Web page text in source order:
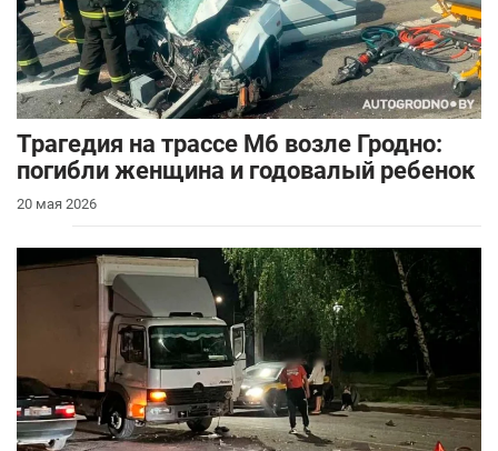
Трагедия на трассе М6 возле Гродно:
погибли женщина и годовалый ребенок
20 мая 2026